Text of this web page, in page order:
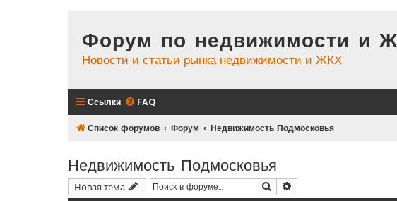
Форум по недвижимости и
Новости и статьи рынка недвижимости и ЖКХ
Ссылки FAQ
Список форумов Форум Недвижимость Подмосковья
Недвижимость Подмосковья
Новая тема Поиск